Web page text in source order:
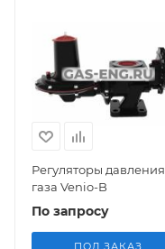
Регуляторы давления
газа Venio-B
По запросу
ПОД ЗАКАЗ